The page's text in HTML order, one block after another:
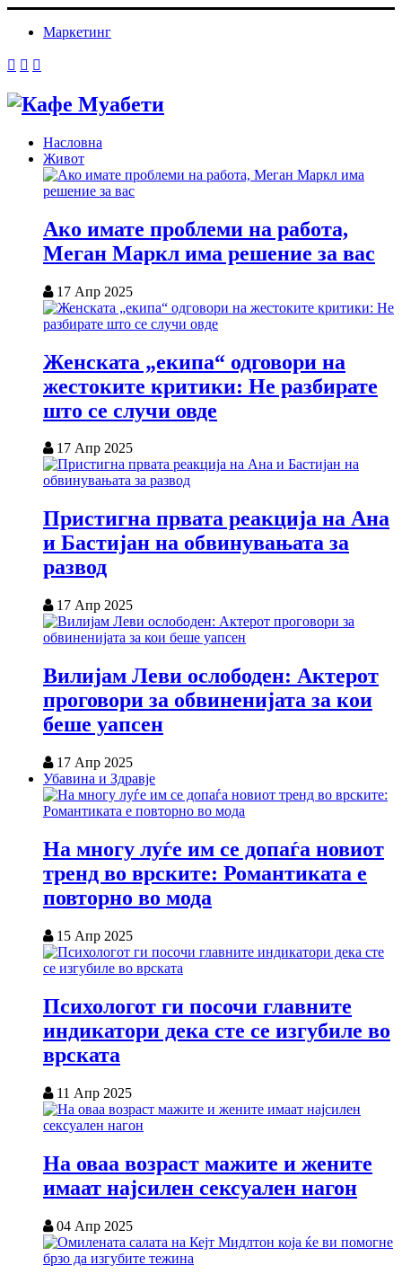
Маркетинг
Насловна
Живот
Ако имате проблеми на работа,
Меган Маркл има решение за вас
17 Апр 2025
Женската „екипа“ одговори на
жестоките критики: Не разбирате
што се случи овде
17 Апр 2025
Пристигна првата реакција на Ана
и Бастијан на обвинувањата за
развод
17 Апр 2025
Вилијам Леви ослободен: Актерот
проговори за обвиненијата за кои
беше уапсен
17 Апр 2025
Убавина и Здравје
На многу луѓе им се допаѓа новиот
тренд во врските: Романтиката е
повторно во мода
15 Апр 2025
Психологот ги посочи главните
индикатори дека сте се изгубиле во
врската
11 Апр 2025
На оваа возраст мажите и жените
имаат најсилен сексуален нагон
04 Апр 2025